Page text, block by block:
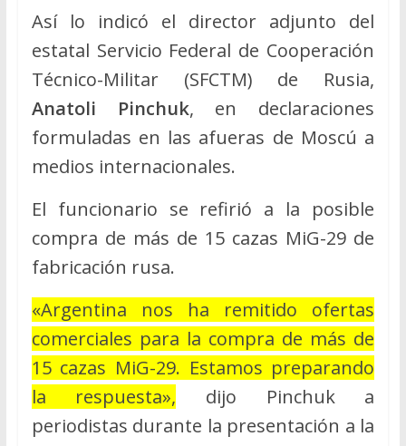
Así lo indicó el director adjunto del
estatal Servicio Federal de Cooperación
Técnico-Militar (SFCTM) de Rusia,
Anatoli Pinchuk, en declaraciones
formuladas en las afueras de Moscú a
medios internacionales.
El funcionario se refirió a la posible
compra de más de 15 cazas MiG-29 de
fabricación rusa.
«Argentina nos ha remitido ofertas
comerciales para la compra de más de
15 cazas MiG-29. Estamos preparando
la respuesta», dijo Pinchuk a
periodistas durante la presentación a la